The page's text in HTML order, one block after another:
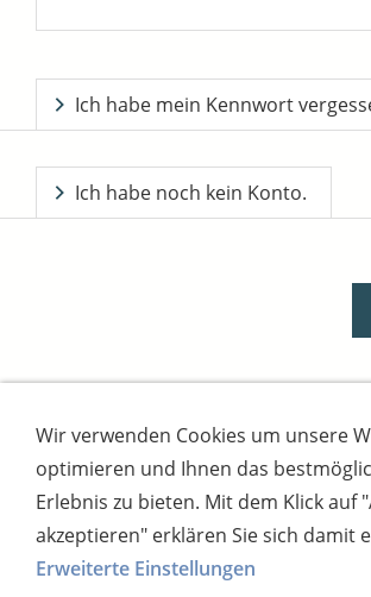
Ich habe mein Kennwort
Ich habe noch kein Konto.
Impressum AGB
Widerrufsrecht
Online-
Datenschutz
Versand
Kontakt
Disclaimer
Bankverbindung: Consorsbank,
Wir verwenden Cookies um unsere
optimieren und Ihnen das
Erlebnis zu bieten. Mit dem Klick auf
akzeptieren" erklären Sie sich damit
Erweiterte Einstellungen